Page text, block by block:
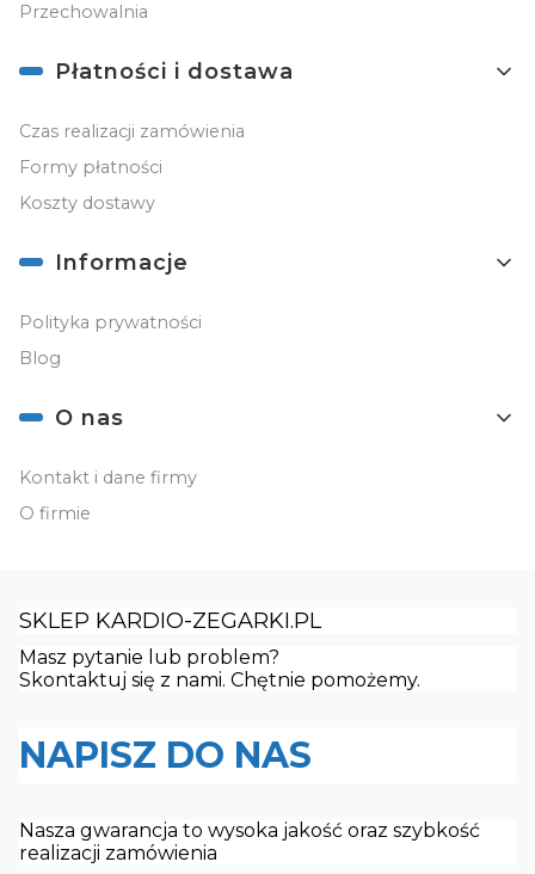
Przechowalnia
Płatności i dostawa
Czas realizacji zamówienia
Formy płatności
Koszty dostawy
Informacje
Polityka prywatności
Blog
O nas
Kontakt i dane firmy
O firmie
SKLEP KARDIO-ZEGARKI.PL
Masz pytanie lub problem?
Skontaktuj się z nami. Chętnie pomożemy.
NAPISZ DO NAS
Nasza gwarancja to wysoka jakość oraz szybkość
realizacji zamówienia